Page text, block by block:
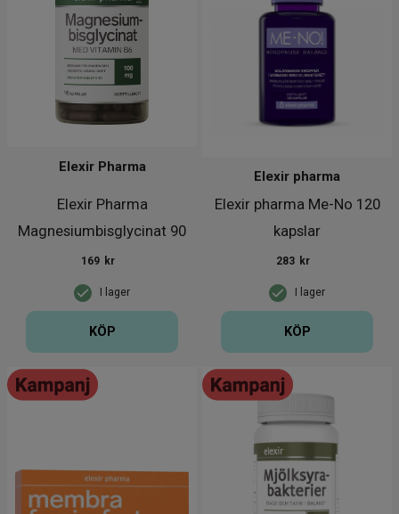
Elexir Pharma
Magnesiumbisglycinat 90
kapslar
Elexir Pharma
I lager
169 kr
KÖP
Elexir pharma Me-No 120
kapslar
Elexir pharma
I lager
283 kr
KÖP